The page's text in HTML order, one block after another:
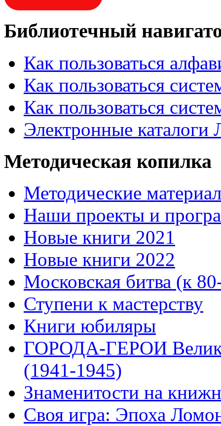
Библиотечный
Как пользоваться
Как пользоваться
Как пользоваться
Электронные
Методическая копилка
Методические
Наши проекты и
Новые книги 2021
Новые книги 2022
Московская битва (к
Ступени к мастерству
Книги юбиляры
ГОРОДА-ГЕРОИ
(1941-1945)
Знаменитости на
Своя игра: Эпоха